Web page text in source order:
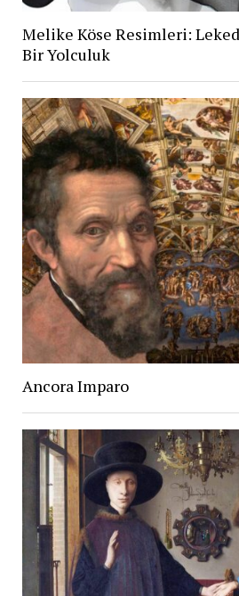
Melike Köse Resimleri:
Bir Yolculuk
Ancora Imparo